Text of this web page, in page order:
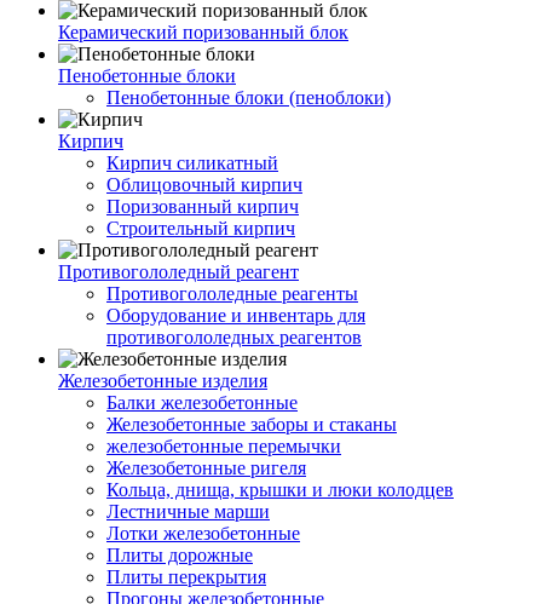
Керамический поризованный блок
Пенобетонные блоки
Пенобетонные блоки (пеноблоки)
Кирпич
Кирпич силикатный
Облицовочный кирпич
Поризованный кирпич
Строительный кирпич
Противогололедный реагент
Противогололедные реагенты
Оборудование и инвентарь для
противогололедных реагентов
Железобетонные изделия
Балки железобетонные
Железобетонные заборы и стаканы
железобетонные перемычки
Железобетонные ригеля
Кольца, днища, крышки и люки колодцев
Лестничные марши
Лотки железобетонные
Плиты дорожные
Плиты перекрытия
Прогоны железобетонные